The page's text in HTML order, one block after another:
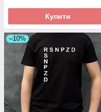
Купити
–10%